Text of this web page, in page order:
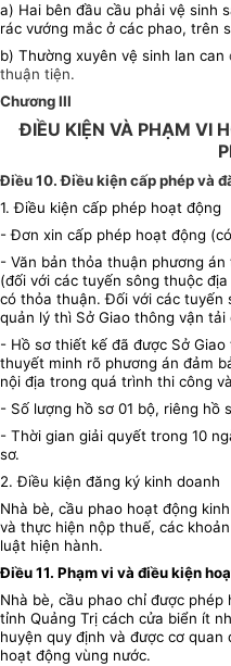
a) Hai bên đầu cầu phải vệ sinh
rác vướng mắc ở các phao, trên
b) Thường xuyên vệ sinh lan can
thuận tiện.
Chương III
ĐIỀU KIỆN VÀ PHẠM VI
Điều 10. Điều kiện cấp phép và
1. Điều kiện cấp phép hoạt động
- Đơn xin cấp phép hoạt động
- Văn bản thỏa thuận phương
(đối với các tuyến sông thuộc
có thỏa thuận. Đối với các tuyến
quản lý thì Sở Giao thông vận
- Hồ sơ thiết kế đã được Sở
thuyết minh rõ phương án đảm
nội địa trong quá trình thi công
- Số lượng hồ sơ 01 bộ, riêng hồ
- Thời gian giải quyết trong 10
sơ.
2. Điều kiện đăng ký kinh doanh
Nhà bè, cầu phao hoạt động
và thực hiện nộp thuế, các
luật hiện hành.
Điều 11. Phạm vi và điều kiện
Nhà bè, cầu phao chỉ được
tỉnh Quảng Trị cách cửa biển ít
huyện quy định và được cơ
hoạt động vùng nước.